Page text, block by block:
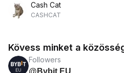
Cash Cat
CASHCAT
Kövess minket a
Followers
@Bybit EU